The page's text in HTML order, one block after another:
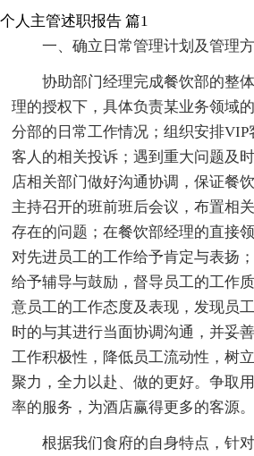
个人主管述职报告 篇1
一、确立日常管理计划及管理
协助部门经理完成餐饮部的整
理的授权下，具体负责某业务领域
分部的日常工作情况；组织安排
客人的相关投诉；遇到重大问题及
店相关部门做好沟通协调，保证餐
主持召开的班前班后会议，布置相
存在的问题；在餐饮部经理的直接
对先进员工的工作给予肯定与表扬
给予辅导与鼓励，督导员工的工作
意员工的工作态度及表现，发现员
时的与其进行当面协调沟通，并妥
工作积极性，降低员工流动性，树
聚力，全力以赴、做的更好。争取
率的服务，为酒店赢得更多的客源。
根据我们食府的自身特点，针